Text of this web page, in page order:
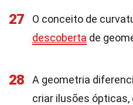
27
O conceito de
descoberta de
28
A geometria
criar ilusões